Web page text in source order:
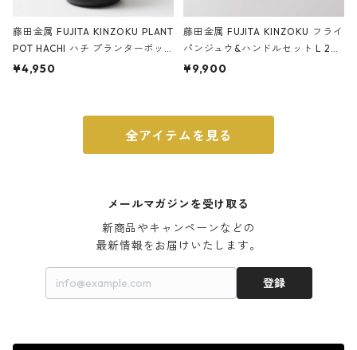
藤田金属 FUJITA KINZOKU PLANT
POT HACHI ハチ プランターポッ
ト 3号 ブラック
¥4,950
藤田金属 FUJITA KINZOKU フライ
パンジュウ&ハンドルセット L 24c
m ガス火・IH対応 鉄フライパン
¥9,900
全アイテムを見る
メールマガジンを受け取る
新商品やキャンペーンなどの
最新情報をお届けいたします。
登録